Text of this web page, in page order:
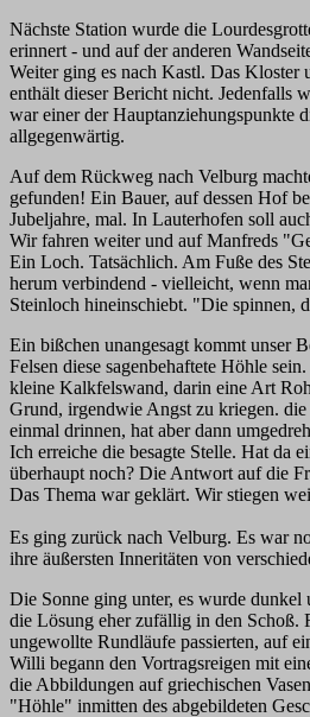
Nächste Station wurde die
erinnert - und auf der anderen
Weiter ging es nach Kastl. Das Kloster
enthält dieser Bericht nicht. Jedenfalls
war einer der Hauptanziehungspunkte
allgegenwärtig.
Auf dem Rückweg nach Velburg
gefunden! Ein Bauer, auf dessen Hof
Jubeljahre, mal. In Lauterhofen soll
Wir fahren weiter und auf Manfreds
Ein Loch. Tatsächlich. Am Fuße des
herum verbindend - vielleicht, wenn
Steinloch hineinschiebt. "Die spinnen,
Ein bißchen unangesagt kommt unser
Felsen diese sagenbehaftete Höhle
kleine Kalkfelswand, darin eine Art
Grund, irgendwie Angst zu kriegen.
einmal drinnen, hat aber dann
Ich erreiche die besagte Stelle. Hat da
überhaupt noch? Die Antwort auf die
Das Thema war geklärt. Wir stiegen
Es ging zurück nach Velburg. Es war
ihre äußersten Inneritäten von
Die Sonne ging unter, es wurde
die Lösung eher zufällig in den
ungewollte Rundläufe passierten, auf
Willi begann den Vortragsreigen mit
die Abbildungen auf griechischen
"Höhle" inmitten des abgebildeten